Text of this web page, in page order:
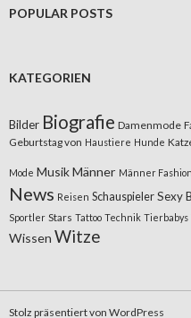
POPULAR POSTS
KATEGORIEN
Bilder Biografie Damenmode
Geburtstag von Haustiere Hunde
Mode MusikMänner Männer Fashion
News Reisen Schauspieler Sexy
Sportler Stars Tattoo Technik Tierbabys
Wissen Witze
Stolz präsentiert von WordPress